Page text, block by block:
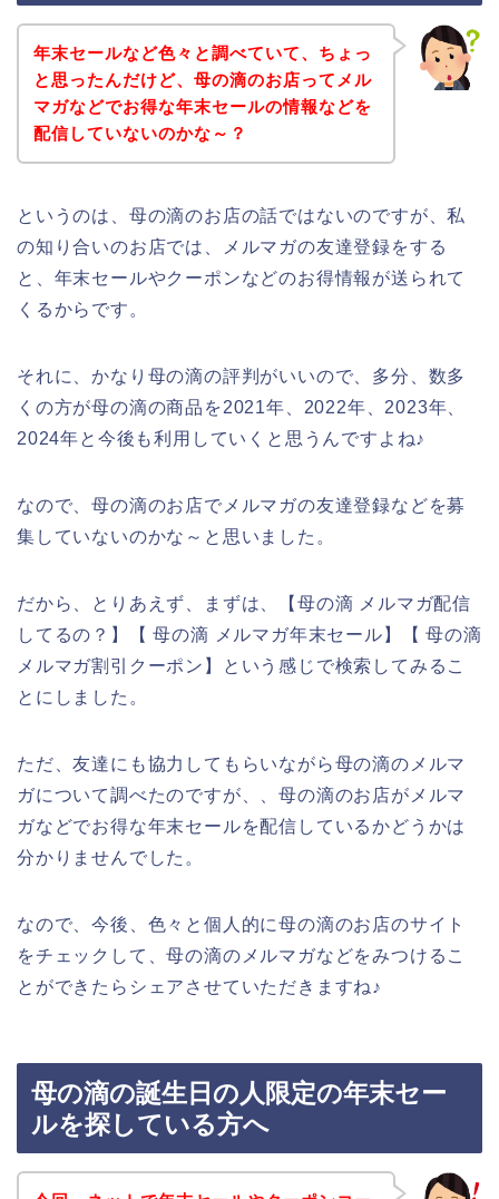
年末セールなど色々と調べていて、ちょっ
と思ったんだけど、母の滴のお店ってメル
マガなどでお得な年末セールの情報などを
配信していないのかな～？
というのは、母の滴のお店の話ではないのですが、私
の知り合いのお店では、メルマガの友達登録をする
と、年末セールやクーポンなどのお得情報が送られて
くるからです。
それに、かなり母の滴の評判がいいので、多分、数多
くの方が母の滴の商品を2021年、2022年、2023年、
2024年と今後も利用していくと思うんですよね♪
なので、母の滴のお店でメルマガの友達登録などを募
集していないのかな～と思いました。
だから、とりあえず、まずは、【母の滴 メルマガ配信
してるの？】【 母の滴 メルマガ年末セール】【 母の滴
メルマガ割引クーポン】という感じで検索してみるこ
とにしました。
ただ、友達にも協力してもらいながら母の滴のメルマ
ガについて調べたのですが、、母の滴のお店がメルマ
ガなどでお得な年末セールを配信しているかどうかは
分かりませんでした。
なので、今後、色々と個人的に母の滴のお店のサイト
をチェックして、母の滴のメルマガなどをみつけるこ
とができたらシェアさせていただきますね♪
母の滴の誕生日の人限定の年末セー
ルを探している方へ